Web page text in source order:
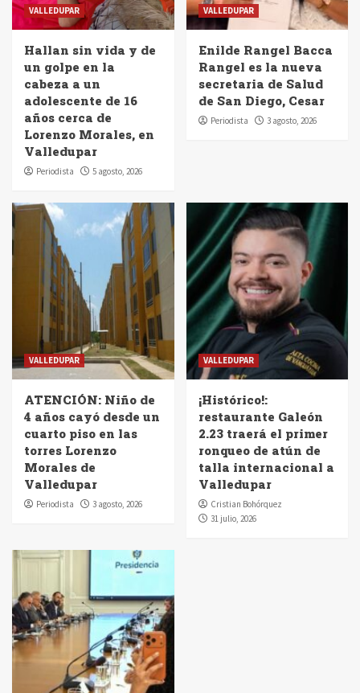
VALLEDUPAR
Hallan sin vida y de
un golpe en la
cabeza a un
adolescente de 16
años cerca de
Lorenzo Morales, en
Valledupar
Periodista 5 agosto, 2026
VALLEDUPAR
Enilde Rangel Bacca
Rangel es la nueva
secretaria de Salud
de San Diego, Cesar
Periodista 3 agosto, 2026
VALLEDUPAR
ATENCIÓN: Niño de
4 años cayó desde un
cuarto piso en las
torres Lorenzo
Morales de
Valledupar
Periodista 3 agosto, 2026
VALLEDUPAR
¡Histórico!:
restaurante Galeón
2.23 traerá el primer
ronqueo de atún de
talla internacional a
Valledupar
Cristian Bohórquez
31 julio, 2026